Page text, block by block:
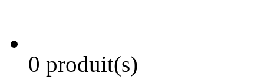
0 produit(s)